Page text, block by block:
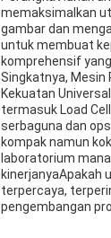
memaksimalkan
gambar dan
untuk membuat
komprehensif
Singkatnya, Mesin
Kekuatan
termasuk Load
serbaguna dan
kompak namun
laboratorium
kinerjanyaApakah
terpercaya,
pengembangan